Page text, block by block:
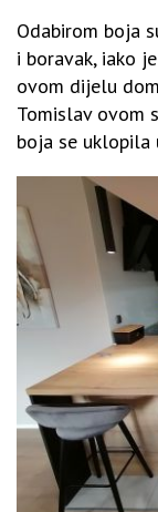
Odabirom boja
i boravak, iako
ovom dijelu
Tomislav ovom
boja se